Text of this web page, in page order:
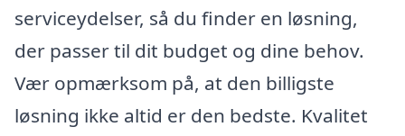
serviceydelser, så du finder en løsning,
der passer til dit budget og dine behov.
Vær opmærksom på, at den billigste
løsning ikke altid er den bedste. Kvalitet